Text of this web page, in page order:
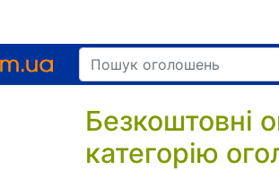
Безкоштовні
категорію